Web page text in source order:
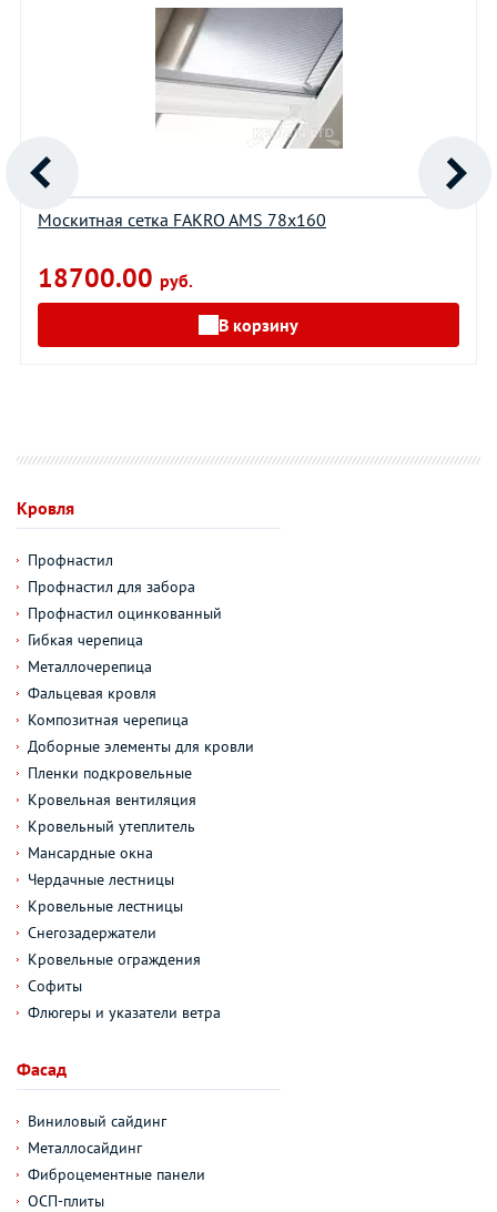
Москитная сетка FAKRO AMS 78х160
18700.00 руб.
В корзину
Кровля
Профнастил
Профнастил для забора
Профнастил оцинкованный
Гибкая черепица
Металлочерепица
Фальцевая кровля
Композитная черепица
Доборные элементы для кровли
Пленки подкровельные
Кровельная вентиляция
Кровельный утеплитель
Мансардные окна
Чердачные лестницы
Кровельные лестницы
Снегозадержатели
Кровельные ограждения
Софиты
Флюгеры и указатели ветра
Фасад
Виниловый сайдинг
Металлосайдинг
Фиброцементные панели
ОСП-плиты